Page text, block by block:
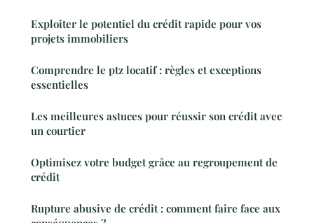
Exploiter le potentiel du crédit rapide pour vos
projets immobiliers
Comprendre le ptz locatif : règles et exceptions
essentielles
Les meilleures astuces pour réussir son crédit avec
un courtier
Optimisez votre budget grâce au regroupement de
crédit
Rupture abusive de crédit : comment faire face aux